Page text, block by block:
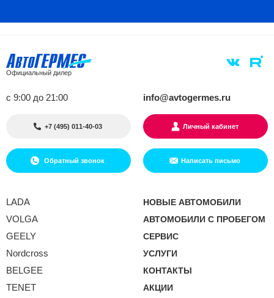
Официальный дилер
с 9:00 до 21:00 info@avtogermes.ru
+7 (495) 011-40-03 Личный кабинет
Обратный звонок Написать письмо
LADA
VOLGA
GEELY
Nordcross
BELGEE
TENET
НОВЫЕ АВТОМОБИЛИ
АВТОМОБИЛИ С ПРОБЕГОМ
СЕРВИС
УСЛУГИ
КОНТАКТЫ
АКЦИИ